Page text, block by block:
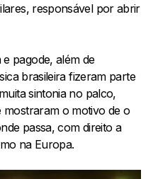
responsável por abrir
pagode, além de
brasileira fizeram parte
sintonia no palco,
o motivo de o
passa, com direito a
na Europa.